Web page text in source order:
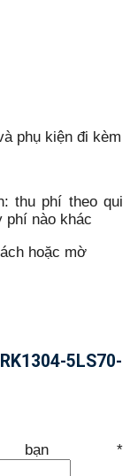
phụ kiện đi kèm
thu phí theo qui
phí nào khác
hoặc mờ
5LS70-
bạn *